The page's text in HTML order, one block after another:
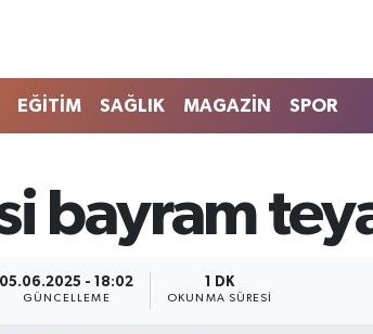
EĞİTİM SAĞLIK MAGAZİN SPOR
bayram
05.06.2025 - 18:02
GÜNCELLEME
1 DK
OKUNMA SÜRESI